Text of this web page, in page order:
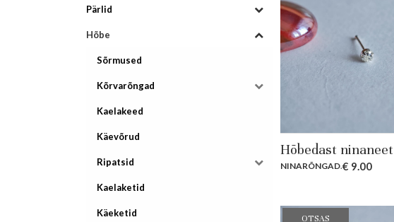
Hõbedast ninaneet
NINARÕNGAD.€ 9.00
OTSAS
Pärlid
Hõbe
Sõrmused
Kõrvarõngad
Kaelakeed
Käevõrud
Ripatsid
Kaelaketid
Käeketid